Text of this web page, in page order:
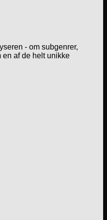
- om subgenrer,
af de helt unikke